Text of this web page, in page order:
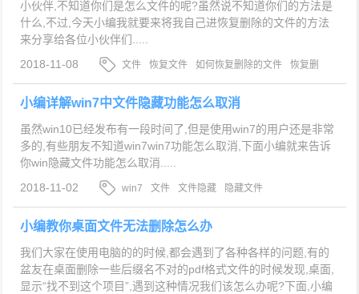
小伙伴,不知道你们是怎么文件的呢?虽然说不知道你们的方法是
什么,不过,今天小编我就要来将我自己进恢复删除的文件的方法
来分享给各位小伙伴们.....
2018-11-08
文件 恢复文件 如何恢复删除的文件
恢复删
除的文件
小编详解win7中文件隐藏功能怎么取消
虽然win10已经发布有一段时间了,但是使用win7的用户还是非常
多的,有些朋友不知道win7win7功能怎么取消,下面小编就来告诉
你win隐藏文件功能怎么取消.....
2018-11-02
win7 文件 文件隐藏 隐藏文件
小编教你桌面文件无法删除怎么办
我们大家在使用电脑的的时候,都会遇到了各种各样的问题,有的
盆友在桌面删除一些后缀名不对的pdf格式文件的时候发现,桌面,
显示“找不到这个项目”,遇到这种情况我们该怎么办呢?下面,小编